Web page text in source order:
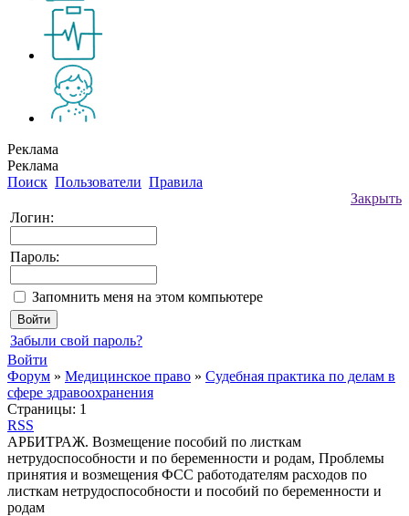
Реклама
Реклама
Поиск Пользователи Правила
Закрыть
Логин:
Пароль:
Запомнить меня на этом компьютере
Забыли свой пароль?
Войти
Форум » Медицинское право » Судебная практика по делам в
сфере здравоохранения
Страницы: 1
RSS
АРБИТРАЖ. Возмещение пособий по листкам
нетрудоспособности и по беременности и родам, Проблемы
принятия и возмещения ФСС работодателям расходов по
листкам нетрудоспособности и пособий по беременности и
родам